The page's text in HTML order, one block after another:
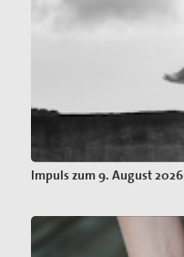
Impuls zum 9. August 2026